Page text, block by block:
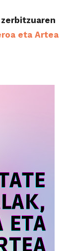
eta Artea